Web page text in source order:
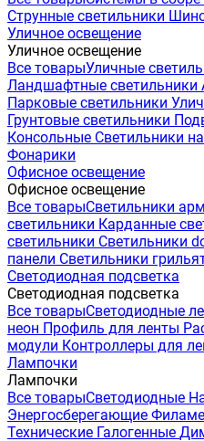
Струнные светильники
Уличное освещение
Уличное освещение
Все товарыУличные
Ландшафтные светильники
Парковые светильники
Грунтовые светильники
Консольные Светильники
Фонарики
Офисное освещение
Офисное освещение
Все товарыСветильники
светильники Карданные
светильники Светильники
панели Светильники
Светодиодная подсветка
Светодиодная подсветка
Все товарыСветодиодные
неон Профиль для ленты
модули Контроллеры для
Лампочки
Лампочки
Все товарыСветодиодные
Энергосберегающие
Технические Галогенные